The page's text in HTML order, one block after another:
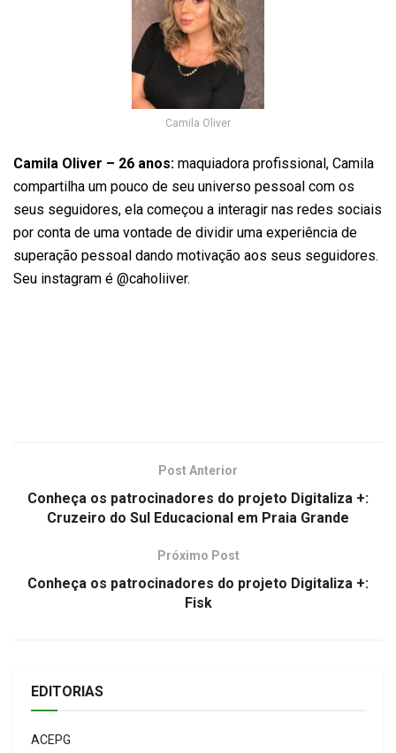
Camila Oliver
Camila Oliver – 26 anos: maquiadora profissional, Camila
compartilha um pouco de seu universo pessoal com os
seus seguidores, ela começou a interagir nas redes sociais
por conta de uma vontade de dividir uma experiência de
superação pessoal dando motivação aos seus seguidores.
Seu instagram é @caholiiver.
Post Anterior
Conheça os patrocinadores do projeto Digitaliza +:
Cruzeiro do Sul Educacional em Praia Grande
Próximo Post
Conheça os patrocinadores do projeto Digitaliza +:
Fisk
EDITORIAS
ACEPG